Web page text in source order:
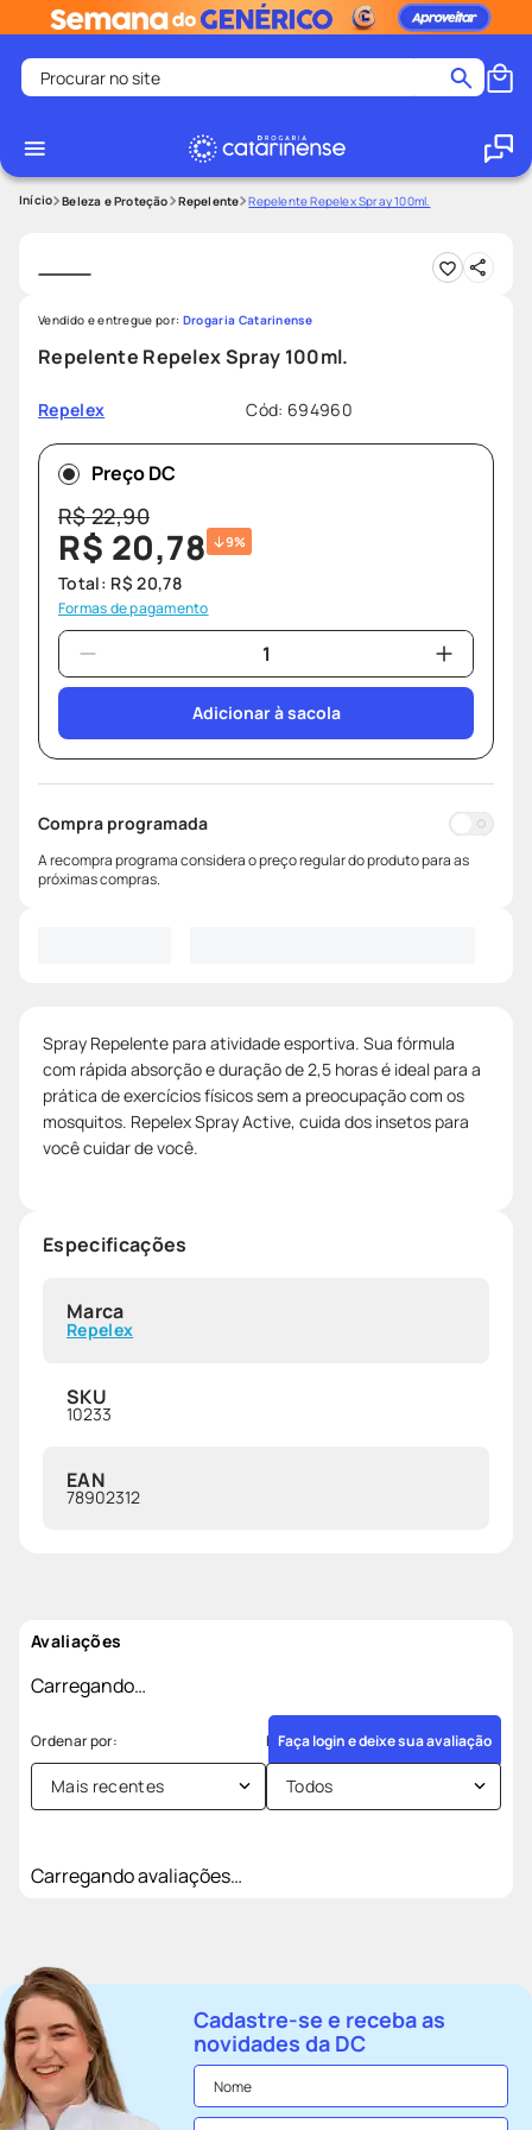
Procurar no site
1
2º
medley
4º
protetor solar facial
5º
shampoo
6º
tadalafila
9
desodorante
º protetor solar
Beleza e Proteção Repelente Repelente Repelex Spray 100ml.
Repelente Repelex Spray 100ml.
Repelex Cód: 694960
Vendido e entregue por: Drogaria Catarinense
Preço DC
R$22,90
R$ 20,78 9%
Total: R$ 20,78
Formas de pagamento
Adicionar à sacola
Compra programada
A recompra programa considera o preço regular do produto para as
próximas compras.
Spray Repelente para atividade esportiva. Sua fórmula
com rápida absorção e duração de 2,5 horas é ideal para a
prática de exercícios físicos sem a preocupação com os
mosquitos. Repelex Spray Active, cuida dos insetos para
você cuidar de você.
Especificações
Marca
Repelex
SKU
10233
EAN
78902312
Avaliações
Carregando…
Faça login e deixe sua avaliação
Mais recentes Todos
Carregando avaliações…
Cadastre-se e receba as
novidades da DC